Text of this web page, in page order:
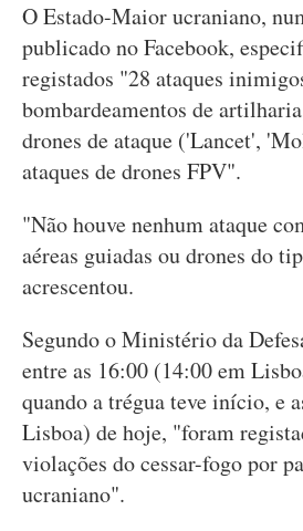
O Estado-Maior ucraniano,
publicado no Facebook,
registados "28 ataques
bombardeamentos de
drones de ataque ('Lancet',
ataques de drones FPV".
"Não houve nenhum ataque
aéreas guiadas ou drones do
acrescentou.
Segundo o Ministério da
entre as 16:00 (14:00 em
quando a trégua teve início, e
Lisboa) de hoje, "foram
violações do cessar-fogo por
ucraniano".